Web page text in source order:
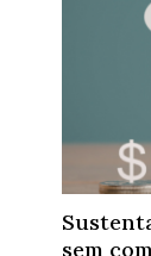
sem